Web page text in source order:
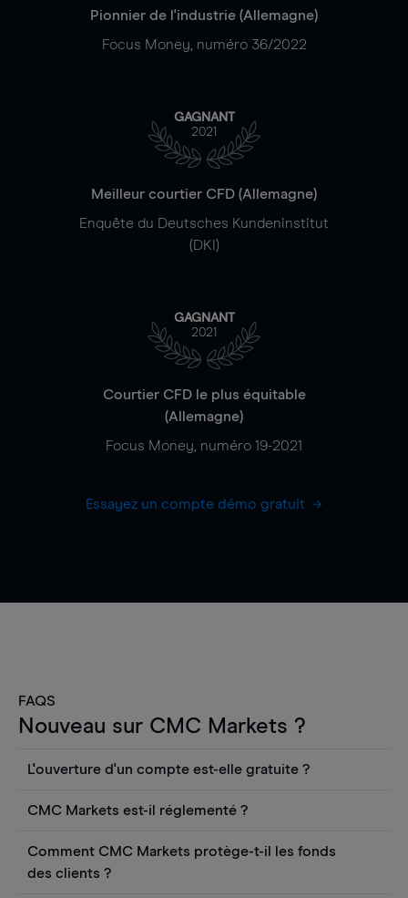
Pionnier de l'industrie (Allemagne)
Focus Money, numéro 36/2022
GAGNANT
2021
Meilleur courtier CFD (Allemagne)
Enquête du Deutsches Kundeninstitut
(DKI)
GAGNANT
2021
Courtier CFD le plus équitable
(Allemagne)
Focus Money, numéro 19-2021
Essayez un compte démo gratuit
FAQS
Nouveau sur CMC Markets ?
L'ouverture d'un compte est-elle gratuite ?
gratuite. Vous pouvez également consulter les
cours et utiliser des outils tels que les graphiques,
les informations Reuters ou les rapports
CMC Markets est-il réglementé ?
autorisée et réglementée par l'autorité fédérale
Comment CMC Markets protège-t-il les fonds
des clients ?